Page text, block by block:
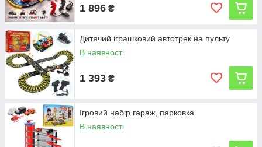
1 896 ₴
Дитячий іграшковий автотрек на пульту
В наявності
1 393 ₴
Ігровий набір гараж, парковка
В наявності